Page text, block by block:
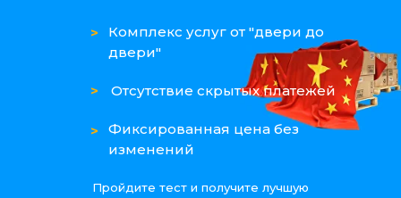
Комплекс услуг от "двери до
двери"
Отсутствие скрытых платежей
Фиксированная цена без
изменений
Пройдите тест и получите лучшую
>
>
>